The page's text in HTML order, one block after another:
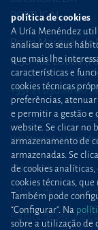
PORTUGAL
Praça Marquês de
1250-162 Lisboa
+351 21 030 86 00
Uría Menéndez
Mapa web
Política de
Política de Segurança
política de cookies
A Uría Menéndez
analisar os seus
que mais lhe
características e
cookies técnicas
preferências, atenuar
e permitir a gestão e
website. Se clicar no
armazenamento de
armazenadas. Se
de cookies analíticas,
cookies técnicas,
Também pode
“Configurar”. Na
sobre a utilização de